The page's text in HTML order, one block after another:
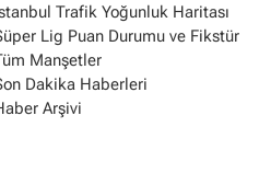
Trafik Yoğunluk Haritası
Lig Puan Durumu ve Fikstür
Manşetler
Dakika Haberleri
Arşivi